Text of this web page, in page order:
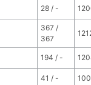
28 / -
367 /
367
194 / -
41 / -